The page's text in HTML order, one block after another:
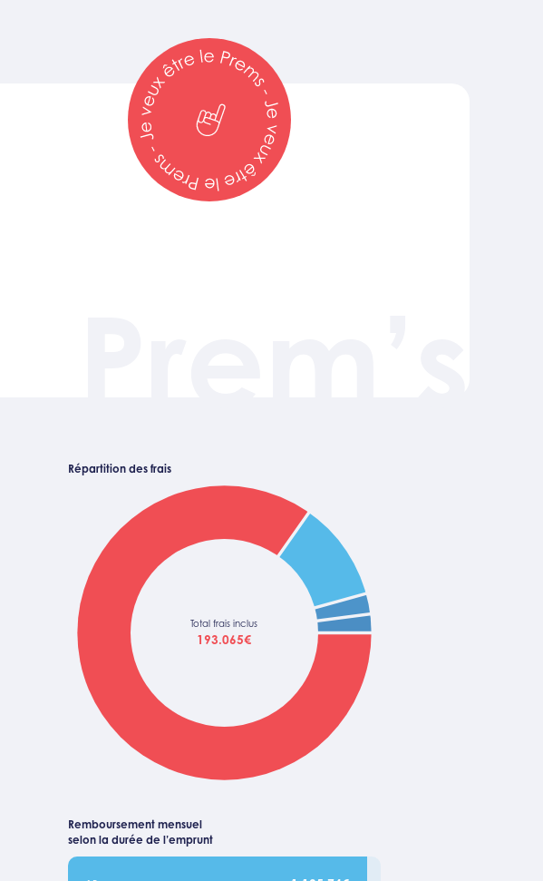
Répartition des frais
Total frais inclus
193.065€
Remboursement mensuel
selon la durée de l’emprunt